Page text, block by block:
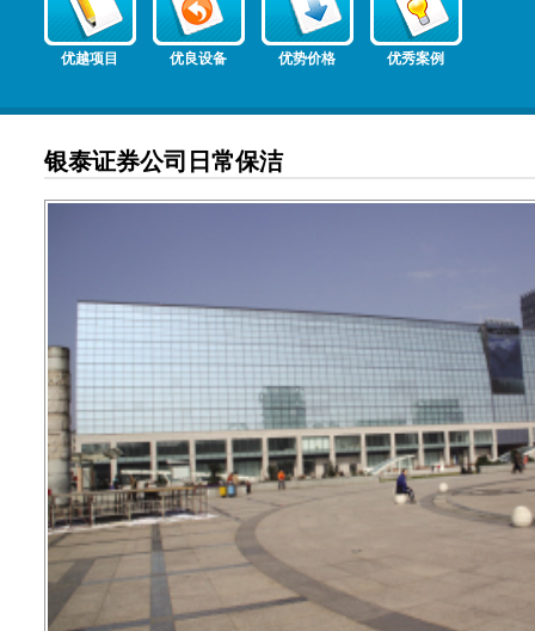
优越项目 优良设备 优势价格 优秀案例
银泰证券公司日常保洁